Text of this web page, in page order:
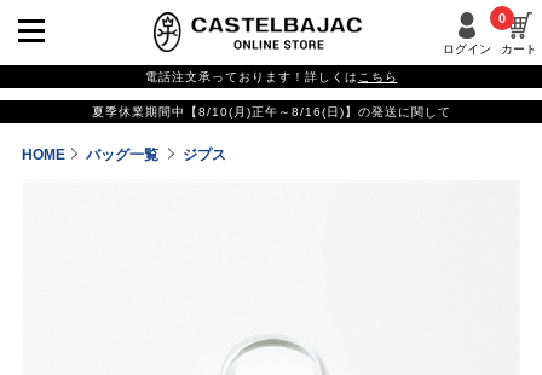
ログイン カート
0
電話注文承っております！詳しくは こちら
夏季休業期間中【8/10(月)正午～8/16(日)】の発送に関して
HOME バッグ一覧 ジプス